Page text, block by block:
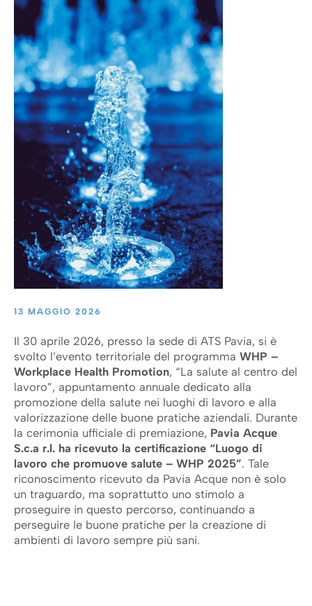
13 MAGGIO 2026
Il 30 aprile 2026, presso la sede di ATS Pavia, si è
svolto l’evento territoriale del programma WHP –
Workplace Health Promotion, “La salute al centro del
lavoro”, appuntamento annuale dedicato alla
promozione della salute nei luoghi di lavoro e alla
valorizzazione delle buone pratiche aziendali. Durante
la cerimonia ufficiale di premiazione, Pavia Acque
S.c.a r.l. ha ricevuto la certificazione “Luogo di
lavoro che promuove salute – WHP 2025”. Tale
riconoscimento ricevuto da Pavia Acque non è solo
un traguardo, ma soprattutto uno stimolo a
proseguire in questo percorso, continuando a
perseguire le buone pratiche per la creazione di
ambienti di lavoro sempre più sani.